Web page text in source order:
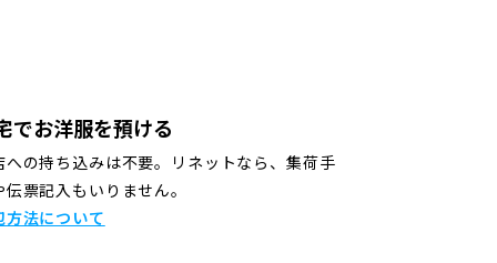
でお洋服を預ける
への持ち込みは不要。リネットなら、集荷手
伝票記入もいりません。
方法について